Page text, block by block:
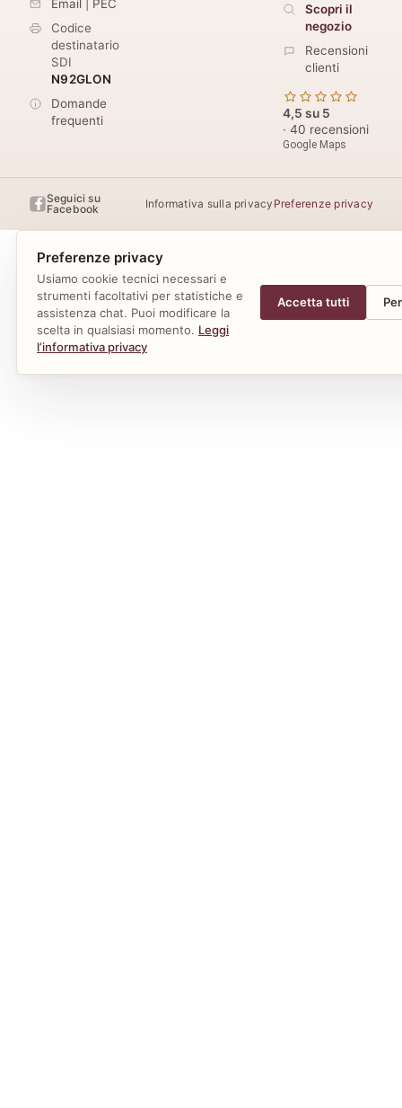
Email
PEC
Codice
destinatario
SDI
N92GLON
Domande
frequenti
Scopri il
negozio
Recensioni
clienti
4,5 su 5
· 40 recensioni
Google Maps
Seguici su
Facebook
Informativa sulla privacy Preferenze privacy
Preferenze privacy
Usiamo cookie tecnici necessari e
strumenti facoltativi per statistiche e
assistenza chat. Puoi modificare la
scelta in qualsiasi momento. Leggi
l’informativa privacy
Accetta tutti